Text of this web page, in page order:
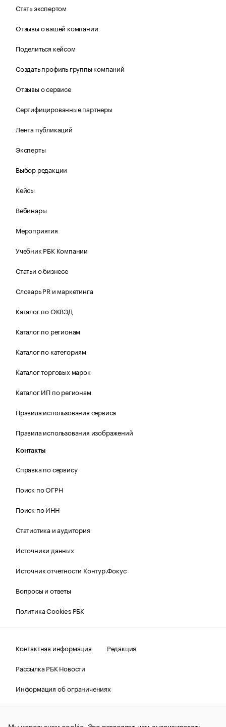
Стать экспертом
Отзывы о вашей компании
Поделиться кейсом
Создать профиль группы компаний
Отзывы о сервисе
Сертифицированные партнеры
Лента публикаций
Эксперты
Выбор редакции
Кейсы
Вебинары
Мероприятия
Учебник РБК Компании
Статьи о бизнесе
Словарь PR и маркетинга
Каталог по ОКВЭД
Каталог по регионам
Каталог по категориям
Каталог торговых марок
Каталог ИП по регионам
Правила использования сервиса
Правила использования изображений
Контакты
Справка по сервису
Поиск по ОГРН
Поиск по ИНН
Статистика и аудитория
Источники данных
Источник отчетности Контур.Фокус
Вопросы и ответы
Политика Cookies РБК
Контактная информация
Редакция
Рассылка РБК Новости
Информация об ограничениях
Правовая информация
О соблюдении авторских прав